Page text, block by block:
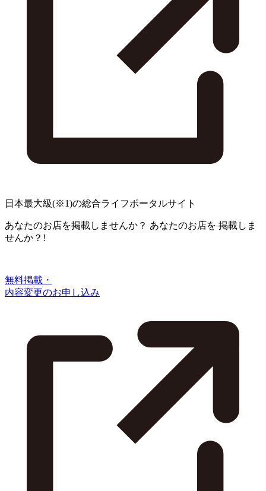
日本最大級(※1)の総合ライフポータルサイト
あなたのお店を掲載しませんか？ あなたのお店を 掲載しま
せんか？!
無料掲載・
内容変更のお申し込み